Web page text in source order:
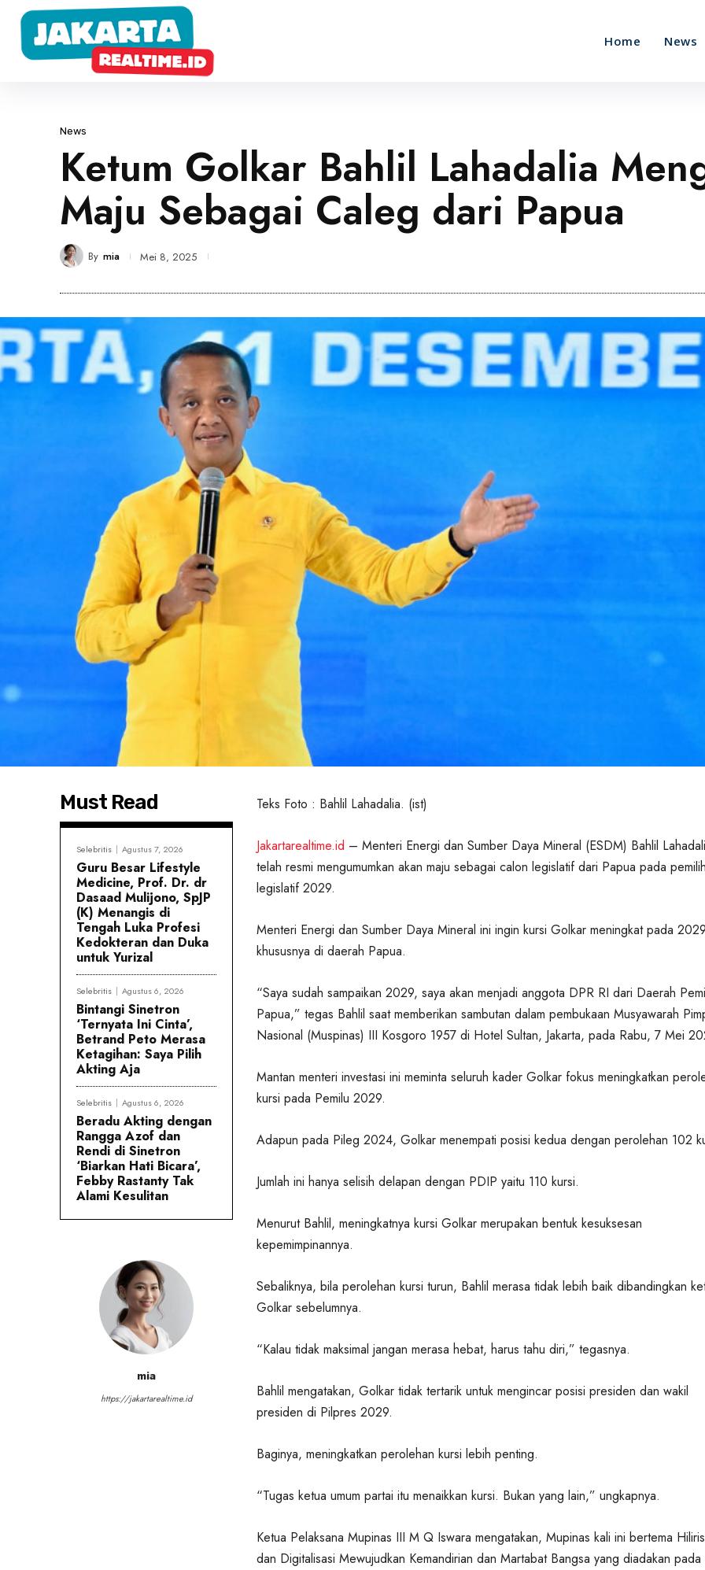
Home News
News
Ketum Golkar Bahlil Lahadalia
Maju Sebagai Caleg dari Papua
By mia Mei 8, 2025
Must Read
Selebritis Agustus 7, 2026
Guru Besar Lifestyle
Medicine, Prof. Dr. dr
Dasaad Mulijono, SpJP
(K) Menangis di
Tengah Luka Profesi
Kedokteran dan Duka
untuk Yurizal
Selebritis Agustus 6, 2026
Bintangi Sinetron
‘Ternyata Ini Cinta’,
Betrand Peto Merasa
Ketagihan: Saya Pilih
Akting Aja
Selebritis Agustus 6, 2026
Beradu Akting dengan
Rangga Azof dan
Rendi di Sinetron
‘Biarkan Hati Bicara’,
Febby Rastanty Tak
Alami Kesulitan
mia
https://jakartarealtime.id
Teks Foto : Bahlil Lahadalia. (ist)
Jakartarealtime.id – Menteri Energi dan Sumber Daya Mineral (ESDM) Bahlil
telah resmi mengumumkan akan maju sebagai calon legislatif dari Papua pada
legislatif 2029.
Menteri Energi dan Sumber Daya Mineral ini ingin kursi Golkar meningkat pada
khususnya di daerah Papua.
“Saya sudah sampaikan 2029, saya akan menjadi anggota DPR RI dari Daerah
Papua,” tegas Bahlil saat memberikan sambutan dalam pembukaan Musyawarah
Nasional (Muspinas) III Kosgoro 1957 di Hotel Sultan, Jakarta, pada Rabu, 7 Mei
Mantan menteri investasi ini meminta seluruh kader Golkar fokus meningkatkan
kursi pada Pemilu 2029.
Adapun pada Pileg 2024, Golkar menempati posisi kedua dengan perolehan 102
Jumlah ini hanya selisih delapan dengan PDIP yaitu 110 kursi.
Menurut Bahlil, meningkatnya kursi Golkar merupakan bentuk kesuksesan
kepemimpinannya.
Sebaliknya, bila perolehan kursi turun, Bahlil merasa tidak lebih baik dibandingkan
Golkar sebelumnya.
“Kalau tidak maksimal jangan merasa hebat, harus tahu diri,” tegasnya.
Bahlil mengatakan, Golkar tidak tertarik untuk mengincar posisi presiden dan wakil
presiden di Pilpres 2029.
Baginya, meningkatkan perolehan kursi lebih penting.
“Tugas ketua umum partai itu menaikkan kursi. Bukan yang lain,” ungkapnya.
Ketua Pelaksana Mupinas III M Q Iswara mengatakan, Mupinas kali ini bertema
dan Digitalisasi Mewujudkan Kemandirian dan Martabat Bangsa yang diadakan pada